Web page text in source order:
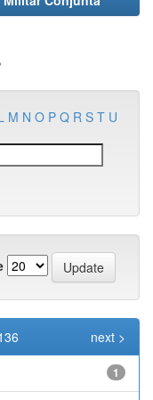
M N O P Q R S T U
next >
1